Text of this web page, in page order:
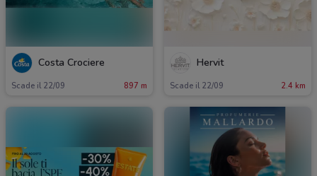
Costa Crociere
Scade il 22/09 897 m
Hervit
Scade il 22/09 2.4 km